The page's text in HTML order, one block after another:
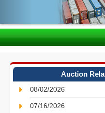
Auction
08/02/2026
07/16/2026